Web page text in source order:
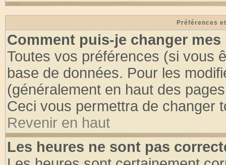
Préférences
Comment puis-je changer mes
Toutes vos préférences (si vous
base de données. Pour les
(généralement en haut des
Ceci vous permettra de changer
Revenir en haut
Les heures ne sont pas